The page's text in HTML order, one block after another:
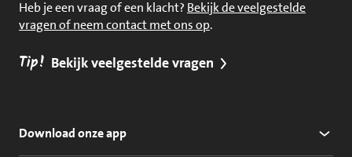
Heb je een vraag of een klacht? Bekijk de veelgestelde
vragen of neem contact met ons op.
Tip! Bekijk veelgestelde vragen
Download onze app